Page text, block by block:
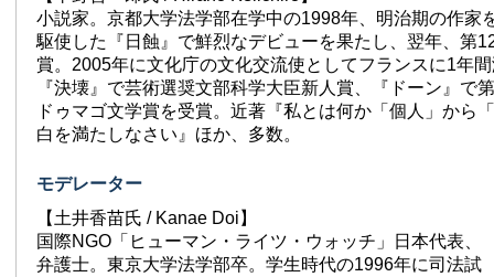
小説家。京都大学法学部在学中の1998年、明治期の作家
駆使した『日蝕』で鮮烈なデビューを果たし、翌年、第
賞。2005年に文化庁の文化交流使としてフランスに1年
『決壊』で芸術選奨文部科学大臣新人賞、『ドーン』で
ドゥマゴ文学賞を受賞。近著『私とは何か「個人」から
白を満たしなさい』ほか、多数。
モデレーター
【土井香苗氏 / Kanae Doi】
国際NGO「ヒューマン・ライツ・ウォッチ」日本代表、
弁護士。東京大学法学部卒。学生時代の1996年に司法試